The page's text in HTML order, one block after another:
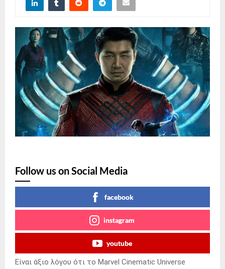
Follow us on Social Media
facebook
instagram
youtube
Είναι άξιο λόγου ότι το Marvel Cinematic Universe